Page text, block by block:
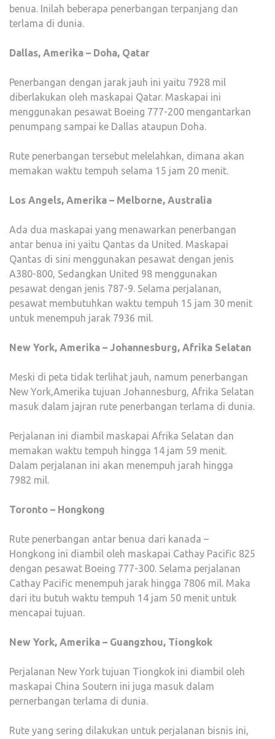
benua. Inilah beberapa penerbangan terpanjang dan
terlama di dunia.
Dallas, Amerika – Doha, Qatar
Penerbangan dengan jarak jauh ini yaitu 7928 mil
diberlakukan oleh maskapai Qatar. Maskapai ini
menggunakan pesawat Boeing 777-200 mengantarkan
penumpang sampai ke Dallas ataupun Doha.
Rute penerbangan tersebut melelahkan, dimana akan
memakan waktu tempuh selama 15 jam 20 menit.
Los Angels, Amerika – Melborne, Australia
Ada dua maskapai yang menawarkan penerbangan
antar benua ini yaitu Qantas da United. Maskapai
Qantas di sini menggunakan pesawat dengan jenis
A380-800, Sedangkan United 98 menggunakan
pesawat dengan jenis 787-9. Selama perjalanan,
pesawat membutuhkan waktu tempuh 15 jam 30 menit
untuk menempuh jarak 7936 mil.
New York, Amerika – Johannesburg, Afrika Selatan
Meski di peta tidak terlihat jauh, namum penerbangan
New York,Amerika tujuan Johannesburg, Afrika Selatan
masuk dalam jajran rute penerbangan terlama di dunia.
Perjalanan ini diambil maskapai Afrika Selatan dan
memakan waktu tempuh hingga 14 jam 59 menit.
Dalam perjalanan ini akan menempuh jarah hingga
7982 mil.
Toronto – Hongkong
Rute penerbangan antar benua dari kanada –
Hongkong ini diambil oleh maskapai Cathay Pacific 825
dengan pesawat Boeing 777-300. Selama perjalanan
Cathay Pacific menempuh jarak hingga 7806 mil. Maka
dari itu butuh waktu tempuh 14 jam 50 menit untuk
mencapai tujuan.
New York, Amerika – Guangzhou, Tiongkok
Perjalanan New York tujuan Tiongkok ini diambil oleh
maskapai China Soutern ini juga masuk dalam
pernerbangan terlama di dunia.
Rute yang sering dilakukan untuk perjalanan bisnis ini,